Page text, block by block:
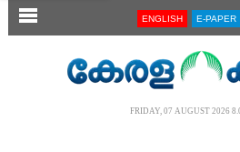
SECTIONS ENGLISH E-PAPER
FRIDAY, 07 AUGUST 2026